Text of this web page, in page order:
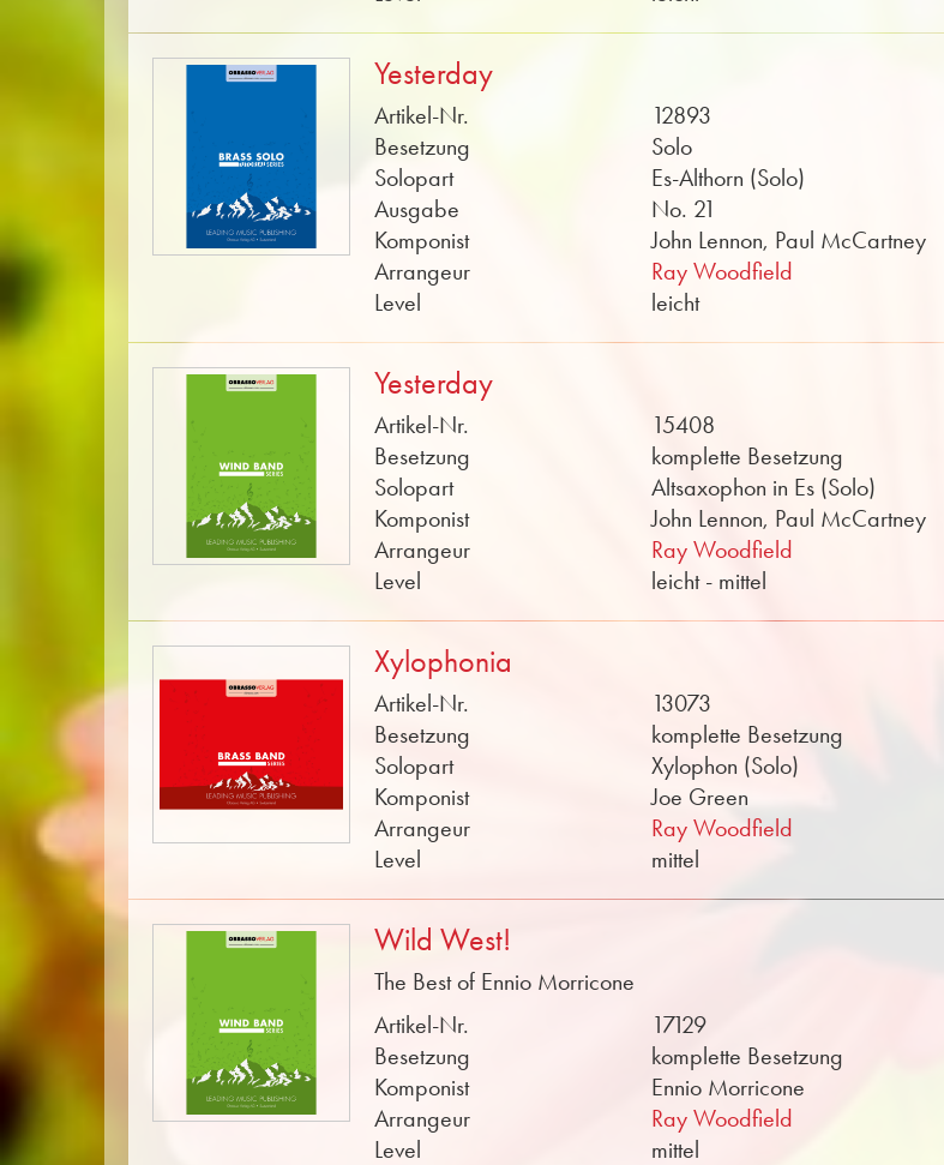
Yesterday
Artikel-Nr.
12893
Besetzung
Solo
Solopart
Es-Althorn (Solo)
Ausgabe
No. 21
Komponist
John Lennon, Paul McCartney
Arrangeur
Ray Woodfield
Level
leicht
Yesterday
Artikel-Nr.
15408
Besetzung
komplette Besetzung
Solopart
Altsaxophon in Es (Solo)
Komponist
John Lennon, Paul McCartney
Arrangeur
Ray Woodfield
Level
leicht - mittel
Xylophonia
Artikel-Nr.
13073
Besetzung
komplette Besetzung
Solopart
Xylophon (Solo)
Komponist
Joe Green
Arrangeur
Ray Woodfield
Level
mittel
Wild West!
The Best of Ennio Morricone
Artikel-Nr.
17129
Besetzung
komplette Besetzung
Komponist
Ennio Morricone
Arrangeur
Ray Woodfield
Level
mittel